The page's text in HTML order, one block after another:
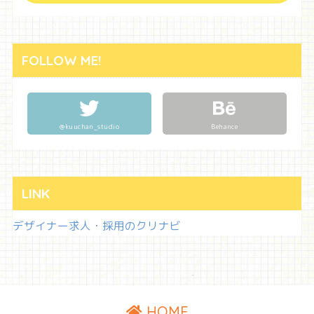
FOLLOW ME!
@kuuchan_studio Behance
LINK
デザイナー求人・採用のクリナビ